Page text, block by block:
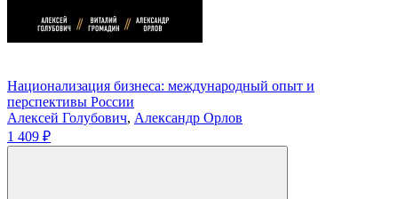
Национализация бизнеса: международный опыт и
перспективы России
Алексей Голубович, Александр Орлов
1 409 ₽